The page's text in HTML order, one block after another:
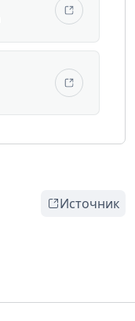
Источник